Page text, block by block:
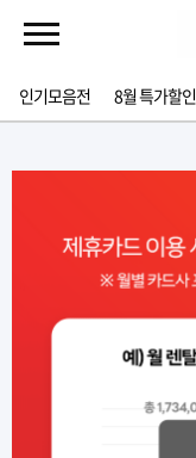
인기모음전 8월 특가할인